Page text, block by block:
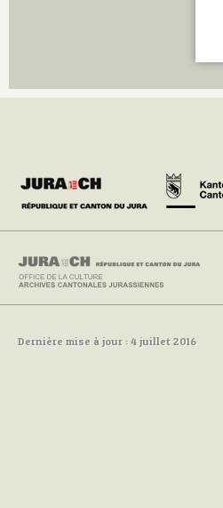
Dernière mise à jour : 4 juillet 2016